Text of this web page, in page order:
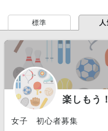
標準
楽しもう
女子 初心者募集